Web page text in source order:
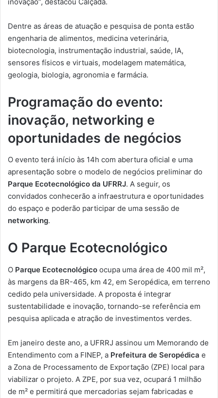
Dentre as áreas de atuação e pesquisa de ponta estão
engenharia de alimentos, medicina veterinária,
biotecnologia, instrumentação industrial, saúde, IA,
sensores físicos e virtuais, modelagem matemática,
geologia, biologia, agronomia e farmácia.
Programação do evento:
inovação, networking e
oportunidades de negócios
O evento terá início às 14h com abertura oficial e uma
apresentação sobre o modelo de negócios preliminar do
Parque Ecotecnológico da UFRRJ. A seguir, os
convidados conhecerão a infraestrutura e oportunidades
do espaço e poderão participar de uma sessão de
networking.
O Parque Ecotecnológico
O Parque Ecotecnológico ocupa uma área de 400 mil m²,
às margens da BR-465, km 42, em Seropédica, em terreno
cedido pela universidade. A proposta é integrar
sustentabilidade e inovação, tornando-se referência em
pesquisa aplicada e atração de investimentos verdes.
Em janeiro deste ano, a UFRRJ assinou um Memorando de
Entendimento com a FINEP, a Prefeitura de Seropédica e
a Zona de Processamento de Exportação (ZPE) local para
viabilizar o projeto. A ZPE, por sua vez, ocupará 1 milhão
de m² e permitirá que mercadorias sejam fabricadas e